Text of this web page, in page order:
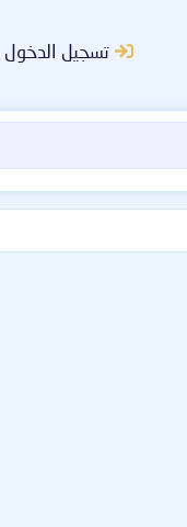
تسجيل الدخول